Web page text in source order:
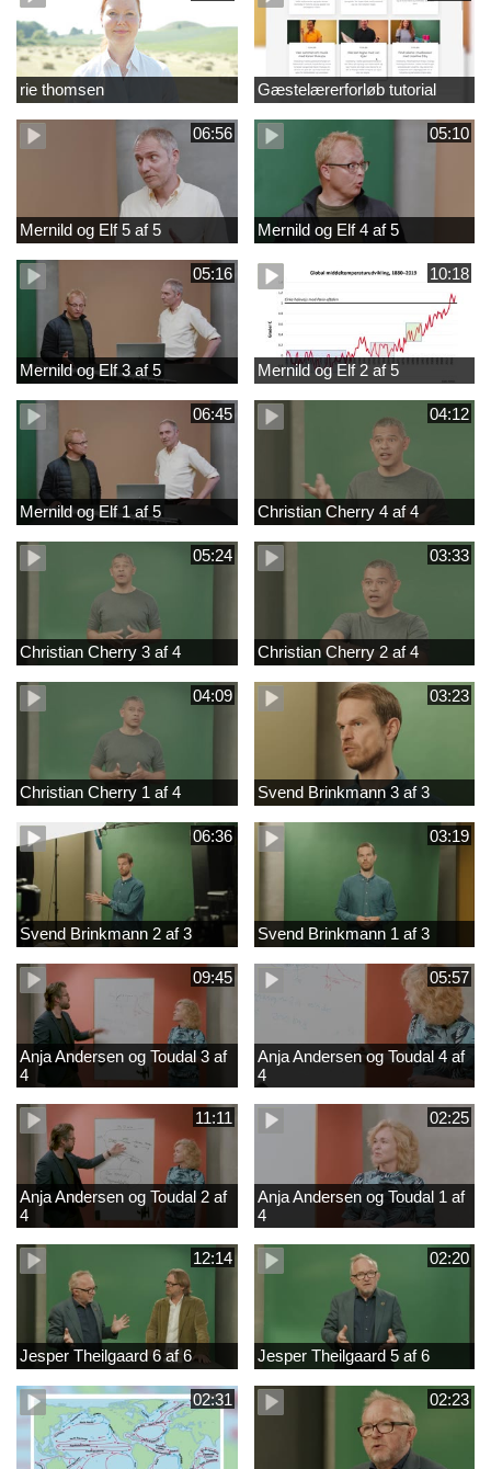
rie thomsen Gæstelærerforløb tutorial
06:56
Mernild og Elf 5 af 5
05:10
Mernild og Elf 4 af 5
05:16
Mernild og Elf 3 af 5
10:18
Mernild og Elf 2 af 5
06:45
Mernild og Elf 1 af 5
04:12
Christian Cherry 4 af 4
05:24
Christian Cherry 3 af 4
03:33
Christian Cherry 2 af 4
04:09
Christian Cherry 1 af 4
03:23
Svend Brinkmann 3 af 3
06:36
Svend Brinkmann 2 af 3
03:19
Svend Brinkmann 1 af 3
09:45
Anja Andersen og Toudal 3 af
4
05:57
Anja Andersen og Toudal 4 af
4
11:11
Anja Andersen og Toudal 2 af
4
02:25
Anja Andersen og Toudal 1 af
4
12:14
Jesper Theilgaard 6 af 6
02:20
Jesper Theilgaard 5 af 6
02:31 02:23